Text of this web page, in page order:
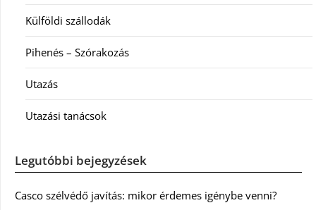
Külföldi szállodák
Pihenés – Szórakozás
Utazás
Utazási tanácsok
Legutóbbi bejegyzések
Casco szélvédő javítás: mikor érdemes igénybe venni?